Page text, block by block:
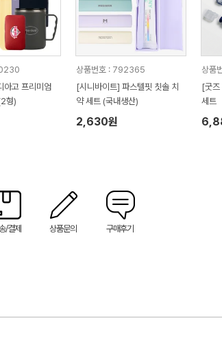
아고 프리미엄
형)
상품번호 : 792365
[시니바이트] 파스텔핏 칫솔 치
약 세트 (국내생산)
2,630원
상품
[굿즈
세트
/결제 상품문의 구매후기